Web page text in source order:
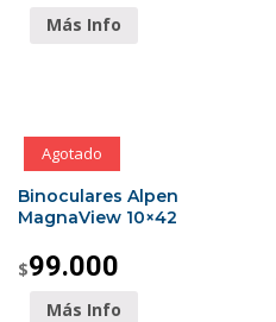
Más Info
Agotado
Binoculares Alpen
MagnaView 10×42
$99.000
Más Info